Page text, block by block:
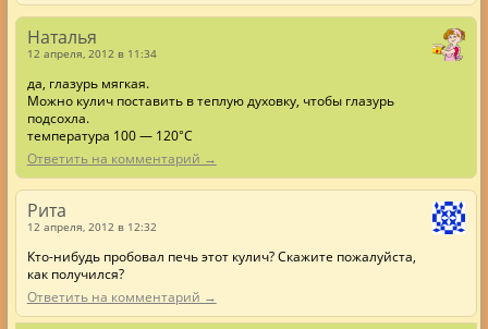
Наталья
12 апреля, 2012 в 11:34
да, глазурь мягкая.
Можно кулич поставить в теплую духовку, чтобы глазурь
подсохла.
температура 100 — 120°С
Ответить на комментарий →
Рита
12 апреля, 2012 в 12:32
Кто-нибудь пробовал печь этот кулич? Скажите пожалуйста,
как получился?
Ответить на комментарий →